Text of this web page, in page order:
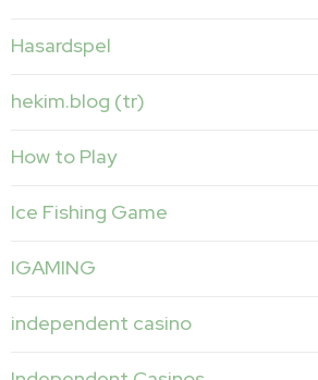
Hasardspel
hekim.blog (tr)
How to Play
Ice Fishing Game
IGAMING
independent casino